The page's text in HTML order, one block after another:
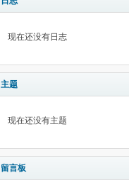
现在还没有日志
主题
现在还没有主题
留言板